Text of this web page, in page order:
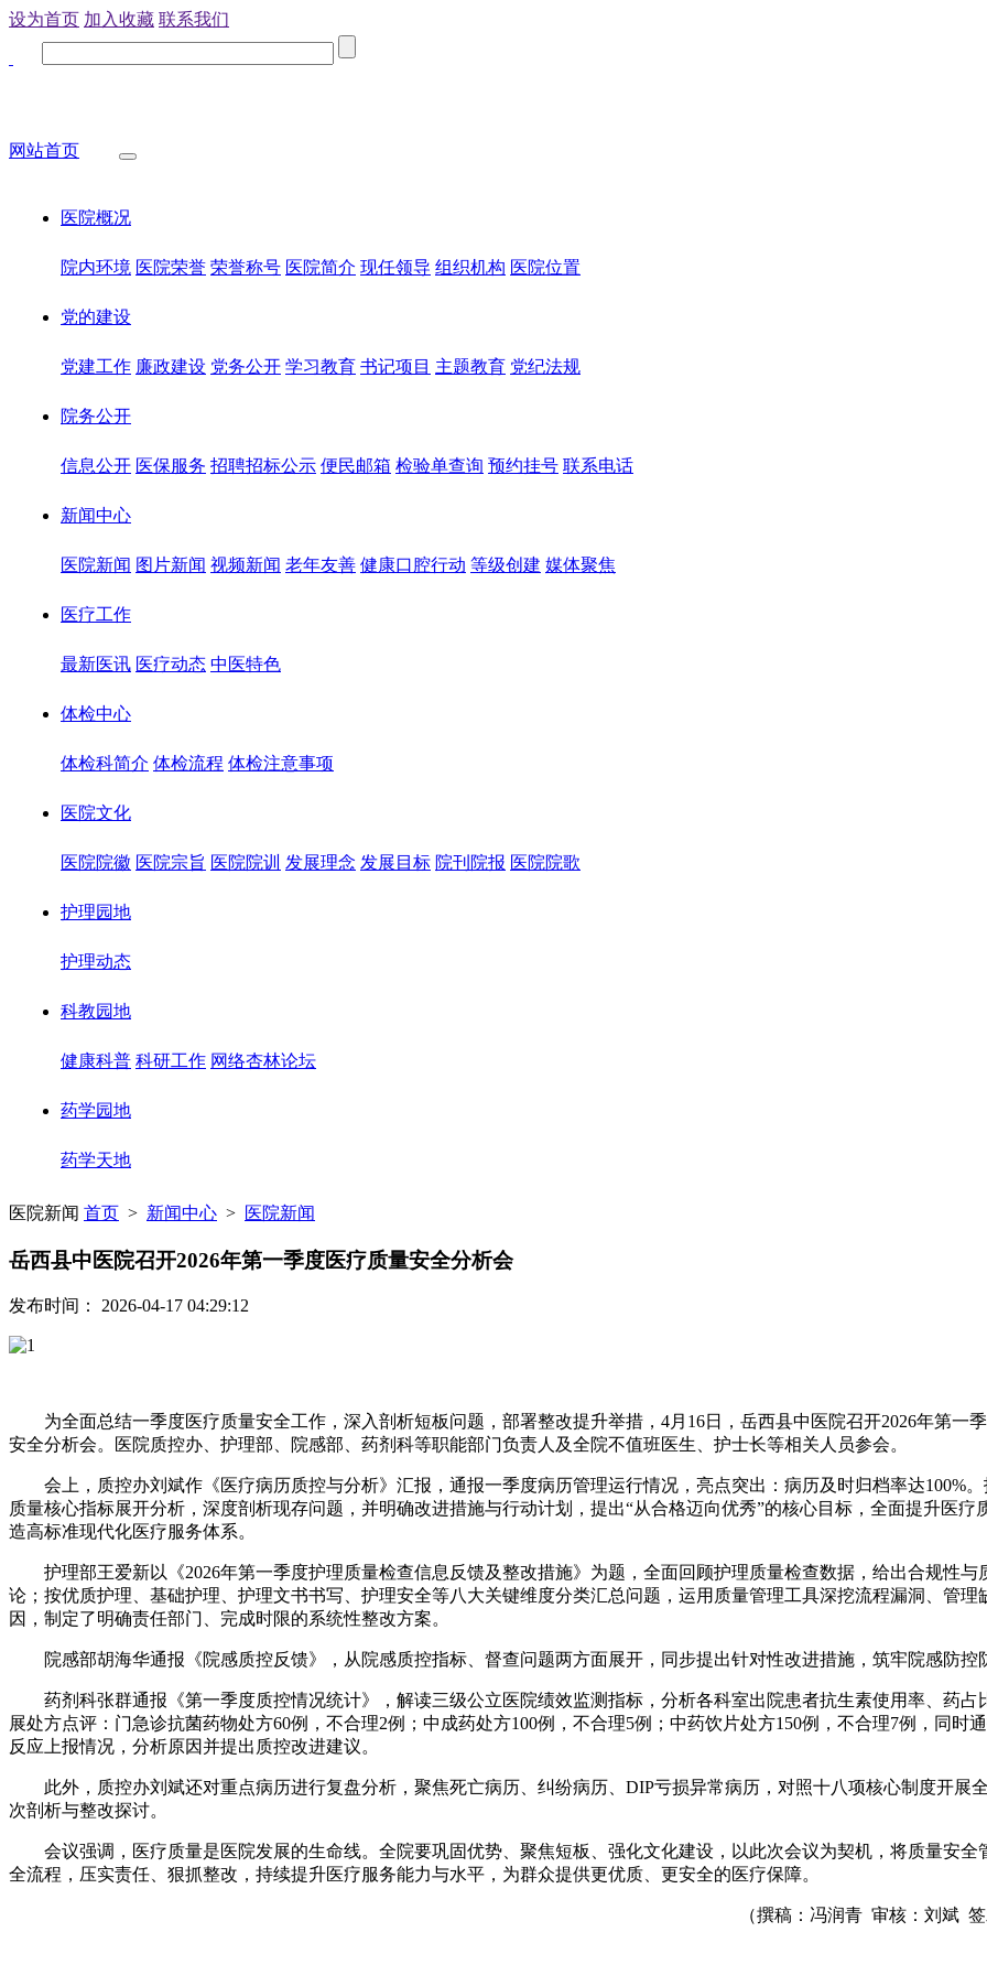
设为首页 加入收藏 联系我们
网站首页
医院概况
院内环境 医院荣誉 荣誉称号 医院简介 现任领导 组织机构 医院位置
党的建设
党建工作 廉政建设 党务公开 学习教育 书记项目 主题教育 党纪法规
院务公开
信息公开 医保服务 招聘招标公示 便民邮箱 检验单查询 预约挂号 联系电话
新闻中心
医院新闻 图片新闻 视频新闻 老年友善 健康口腔行动 等级创建 媒体聚焦
医疗工作
最新医讯 医疗动态 中医特色
体检中心
体检科简介 体检流程 体检注意事项
医院文化
医院院徽 医院宗旨 医院院训 发展理念 发展目标 院刊院报 医院院歌
护理园地
护理动态
科教园地
健康科普 科研工作 网络杏林论坛
药学园地
药学天地
医院新闻 首页 > 新闻中心 > 医院新闻
岳西县中医院召开2026年第一季度医疗质量安全分析会
发布时间： 2026-04-17 04:29:12
为全面总结一季度医疗质量安全工作，深入剖析短板问题，部署整改提升举措，4月16日，岳西县中医院召开2026年第一
安全分析会。医院质控办、护理部、院感部、药剂科等职能部门负责人及全院不值班医生、护士长等相关人员参会。
会上，质控办刘斌作《医疗病历质控与分析》汇报，通报一季度病历管理运行情况，亮点突出：病历及时归档率达100%
质量核心指标展开分析，深度剖析现存问题，并明确改进措施与行动计划，提出“从合格迈向优秀”的核心目标，全面提升医疗
造高标准现代化医疗服务体系。
护理部王爱新以《2026年第一季度护理质量检查信息反馈及整改措施》为题，全面回顾护理质量检查数据，给出合规性与
论；按优质护理、基础护理、护理文书书写、护理安全等八大关键维度分类汇总问题，运用质量管理工具深挖流程漏洞、管理
因，制定了明确责任部门、完成时限的系统性整改方案。
院感部胡海华通报《院感质控反馈》，从院感质控指标、督查问题两方面展开，同步提出针对性改进措施，筑牢院感防控
药剂科张群通报《第一季度质控情况统计》，解读三级公立医院绩效监测指标，分析各科室出院患者抗生素使用率、药占
展处方点评：门急诊抗菌药物处方60例，不合理2例；中成药处方100例，不合理5例；中药饮片处方150例，不合理7例，同时
反应上报情况，分析原因并提出质控改进建议。
此外，质控办刘斌还对重点病历进行复盘分析，聚焦死亡病历、纠纷病历、DIP亏损异常病历，对照十八项核心制度开展
次剖析与整改探讨。
会议强调，医疗质量是医院发展的生命线。全院要巩固优势、聚焦短板、强化文化建设，以此次会议为契机，将质量安全
全流程，压实责任、狠抓整改，持续提升医疗服务能力与水平，为群众提供更优质、更安全的医疗保障。
（撰稿：冯润青 审核：刘斌 签